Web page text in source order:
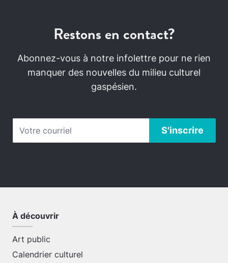
Restons en contact?
Abonnez-vous à notre infolettre pour ne rien
manquer des nouvelles du milieu culturel
gaspésien.
À découvrir
Art public
Calendrier culturel